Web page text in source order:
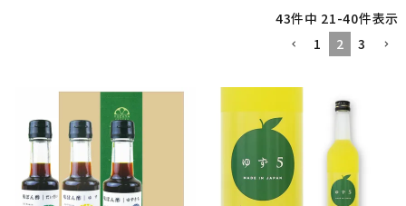
43件中 21-40件表示
1
2 3